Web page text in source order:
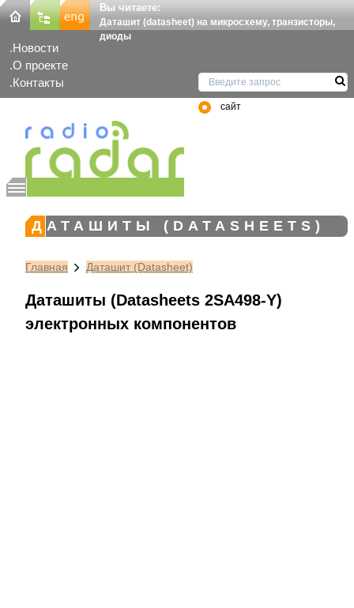
Вы читаете:
Даташит (datasheet) на микросхему, транзисторы,
диоды
Новости
О проекте
Контакты
сайт
ДАТАШИТЫ (DATASHEETS)
Главная Даташит (Datasheet)
Даташиты (Datasheets 2SA498-Y)
электронных компонентов